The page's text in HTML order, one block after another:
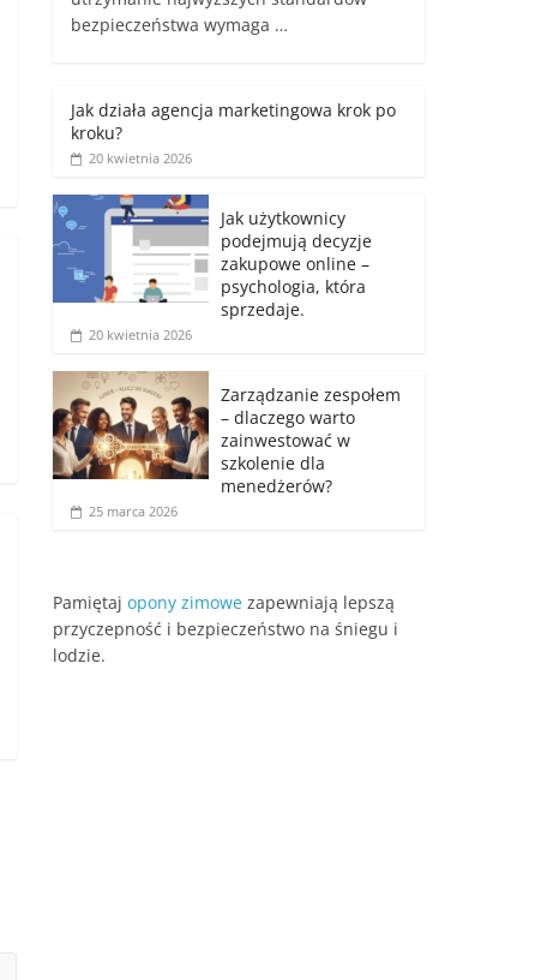
bezpieczeństwa wymaga …
Jak działa agencja marketingowa krok po
kroku?
20 kwietnia 2026
Jak użytkownicy
podejmują decyzje
zakupowe online –
psychologia, która
sprzedaje.
20 kwietnia 2026
Zarządzanie zespołem
– dlaczego warto
zainwestować w
szkolenie dla
menedżerów?
25 marca 2026
Pamiętaj opony zimowe zapewniają lepszą
przyczepność i bezpieczeństwo na śniegu i
lodzie.